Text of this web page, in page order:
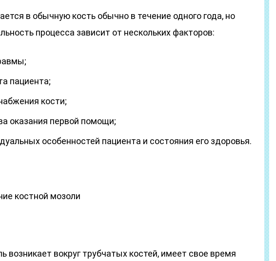
в обычную кость обычно в течение одного года, но
процесса зависит от нескольких факторов:
пациента;
кости;
оказания первой помощи;
особенностей пациента и состояния его здоровья.
костной мозоли
возникает вокруг трубчатых костей, имеет свое время